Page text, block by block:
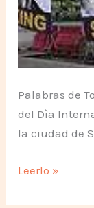
Palabras de
del Dìa
la ciudad de
Tomás
Leerlo »